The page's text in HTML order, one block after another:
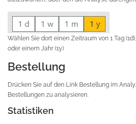
Wählen Sie dort einen Zeitraum von 1 Tag
oder einem Jahr (1y)
Bestellung
Drücken Sie auf den Link Bestellung im
Bestellungen zu analysieren.
Statistiken